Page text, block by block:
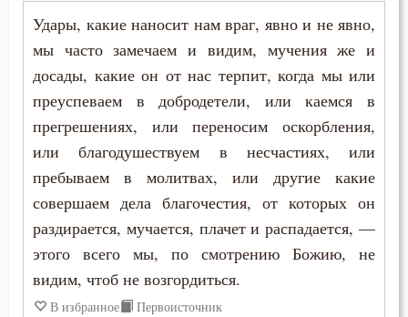
Серафим Саровский
Симеон Новый Богослов
Феодор Студит
Феодор Эдесский
Феофан Затворник
Филарет Московский (Дроздов)
Филофей Синайский
Удары, какие наносит нам враг, явно и не явно,
мы часто замечаем и видим, мучения же и
досады, какие он от нас терпит, когда мы или
преуспеваем в добродетели, или каемся в
прегрешениях, или переносим оскорбления,
или благодушествуем в несчастиях, или
пребываем в молитвах, или другие какие
совершаем дела благочестия, от которых он
раздирается, мучается, плачет и распадается, —
этого всего мы, по смотрению Божию, не
видим, чтоб не возгордиться.
В избранное Первоисточник